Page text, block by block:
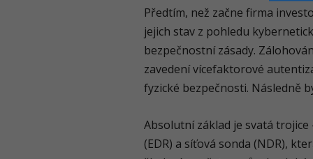
Předtím, než začne firma
jejich stav z pohledu
bezpečnostní zásady.
zavedení vícefaktorové
fyzické bezpečnosti. Následně
Absolutní základ je svatá trojice
(EDR) a síťová sonda (NDR),